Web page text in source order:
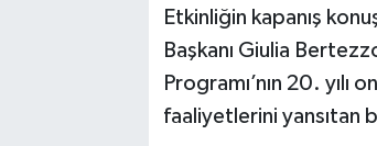
Etkinliğin kapanış
Başkanı Giulia
Programı’nın 20.
faaliyetlerini yansıtan